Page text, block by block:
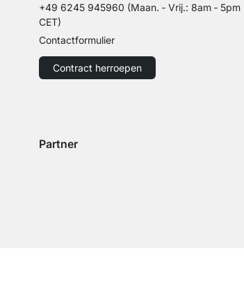
+49 6245 945960 (Maan. ‑ Vrij.: 8am ‑ 5pm
CET)
Contactformulier
Contract herroepen
Partner